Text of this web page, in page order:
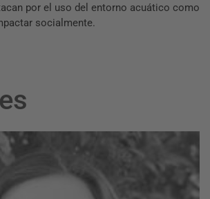
por el uso del entorno acuático como
socialmente.